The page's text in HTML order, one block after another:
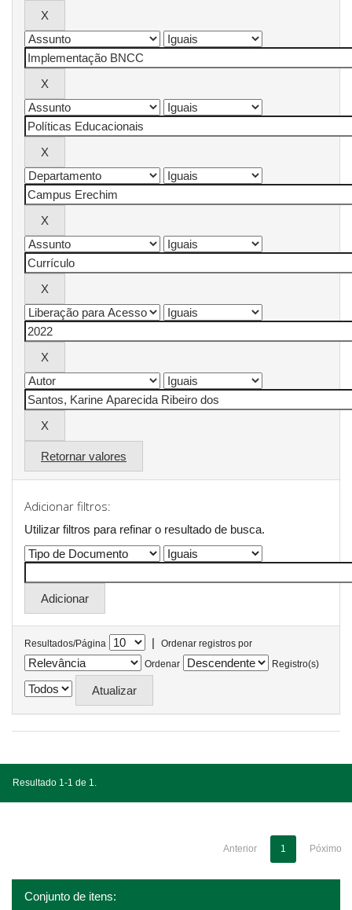
Retornar valores
Adicionar filtros:
Utilizar filtros para refinar o resultado de busca.
Resultados/Página |
Ordenar registros por
Ordenar
Registro(s)
Resultado 1-1 de 1.
Anterior 1 Póximo
Conjunto de itens: